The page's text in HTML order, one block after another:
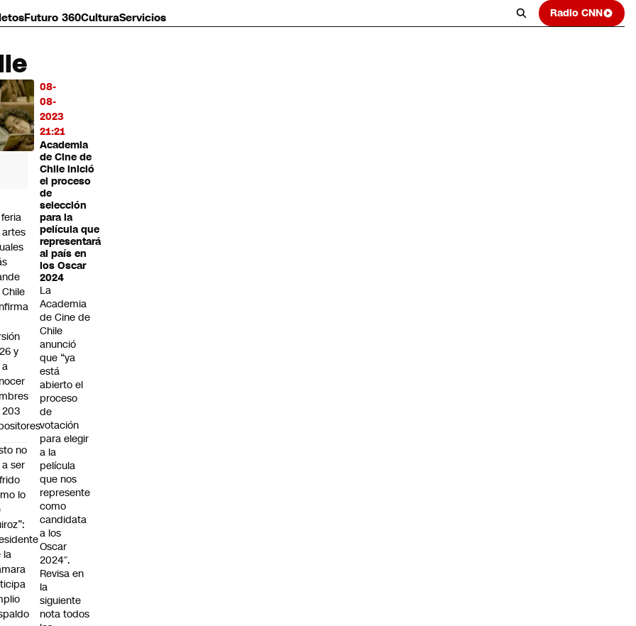
Futuro 360CulturaServicios Radio CNN
08-
08-
2023
21:21
Academia
de Cine de
Chile inició
el proceso
de
selección
para la
película que
representará
al país en
los Oscar
2024
La
Academia
de Cine de
Chile
anunció
que “ya
está
abierto el
proceso
de
votación
para elegir
a la
película
que nos
represente
como
candidata
a los
Oscar
2024″.
Revisa en
la
siguiente
nota todos
y
no
ser
lo
la